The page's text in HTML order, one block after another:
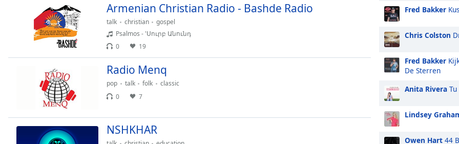
subtitles
settings,
subtitles
settings
dialog
subtitles
selected
Armenian Christian Radio - Bashde Radio
talk christian
gospel
Psalmos - 'Սուրբ Անունդ
0
19
Radio Menq
pop talk folk
classic
0
7
NSHKHAR
Fred Bakker
Chris Colston
Fred Bakker
De Sterren
Anita Rivera
Lindsey
Owen Hart 44